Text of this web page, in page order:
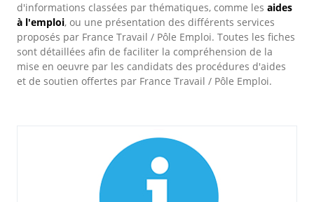
d'informations classées par thématiques, comme les aides
à l'emploi, ou une présentation des différents services
proposés par France Travail / Pôle Emploi. Toutes les fiches
sont détaillées afin de faciliter la compréhension de la
mise en oeuvre par les candidats des procédures d'aides
et de soutien offertes par France Travail / Pôle Emploi.